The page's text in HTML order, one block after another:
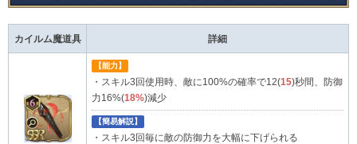
カイルム魔道具 詳細
【能力】
・スキル3回使用時、敵に100%の確率で12(15)秒間、防御
力16%(18%)減少
【簡易解説】
・スキル3回毎に敵の防御力を大幅に下げられる